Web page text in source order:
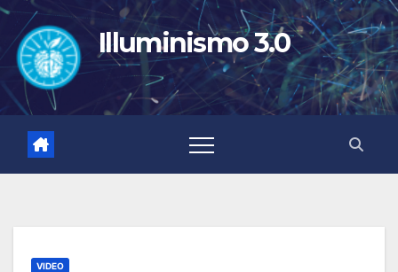
Salta
contenuto
Illuminismo 3.0
VIDEO